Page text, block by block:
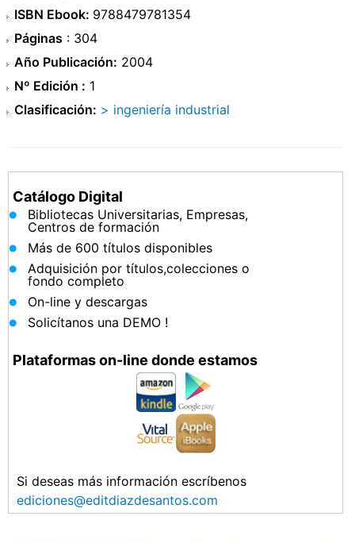
ISBN Ebook: 9788479781354
Páginas : 304
Año Publicación: 2004
Nº Edición : 1
Clasificación: > ingeniería industrial
Catálogo Digital
Bibliotecas Universitarias, Empresas,
Centros de formación
Más de 600 títulos disponibles
Adquisición por títulos,colecciones o
fondo completo
On-line y descargas
Solicítanos una DEMO !
Plataformas on-line donde estamos
Si deseas más información escríbenos
ediciones@editdiazdesantos.com